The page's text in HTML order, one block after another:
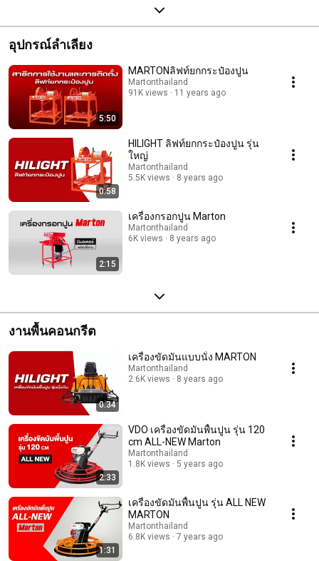
อุปกรณ์ลำเลียง
5:50
MARTONลิฟท์ยกกระป๋องปูน
Martonthailand
91K views
11 years ago
0:58
HILIGHT ลิฟท์ยกกระป๋องปูน รุ่น
ใหญ่
Martonthailand
5.5K views
8 years ago
2:15
เครื่องกรอกปูน Marton
Martonthailand
6K views
8 years ago
งานพื้นคอนกรีต
0:34
เครื่องขัดมันแบบนั่ง MARTON
Martonthailand
2.6K views
8 years ago
2:33
VDO เครื่องขัดมันพื้นปูน รุ่น 120
cm ALL-NEW Marton
Martonthailand
1.8K views
5 years ago
1:31
เครื่องขัดมันพื้นปูน รุ่น ALL NEW
MARTON
Martonthailand
6.8K views
7 years ago